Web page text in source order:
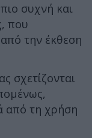
συχνή και
που
την έκθεση
σχετίζονται
από τη χρήση